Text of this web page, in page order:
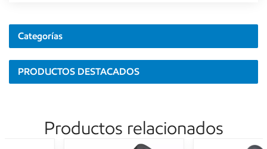
Categorías
PRODUCTOS DESTACADOS
Productos relacionados